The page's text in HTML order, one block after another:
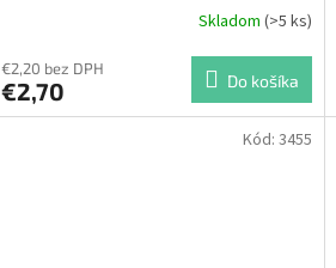
Skladom (>5 ks)
€2,20 bez DPH
€2,70 Do košíka
Kód: 3455